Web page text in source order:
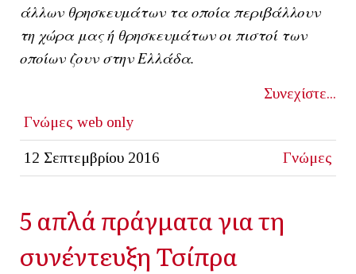
άλλων θρησκευμάτων τα οποία περιβάλλουν
τη χώρα μας ή θρησκευμάτων οι πιστοί των
οποίων ζουν στην Ελλάδα.
Συνεχίστε...
Γνώμες web only
12 Σεπτεμβρίου 2016 Γνώμες
5 απλά πράγματα για τη
συνέντευξη Τσίπρα